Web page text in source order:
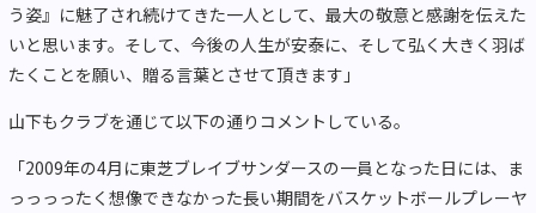
う姿』に魅了され続けてきた一人として、最大の敬意と感謝を伝えた
いと思います。そして、今後の人生が安泰に、そして弘く大きく羽ば
たくことを願い、贈る言葉とさせて頂きます」
山下もクラブを通じて以下の通りコメントしている。
「2009年の4月に東芝ブレイブサンダースの一員となった日には、ま
っっっったく想像できなかった長い期間をバスケットボールプレーヤ